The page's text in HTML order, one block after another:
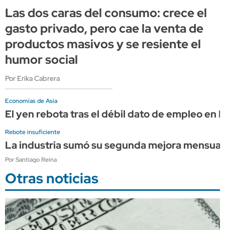
Las dos caras del consumo: crece el
gasto privado, pero cae la venta de
productos masivos y se resiente el
humor social
Por Erika Cabrera
Economías de Asia
El yen rebota tras el débil dato de empleo en
Rebote insuficiente
La industria sumó su segunda mejora
Por Santiago Reina
Otras noticias